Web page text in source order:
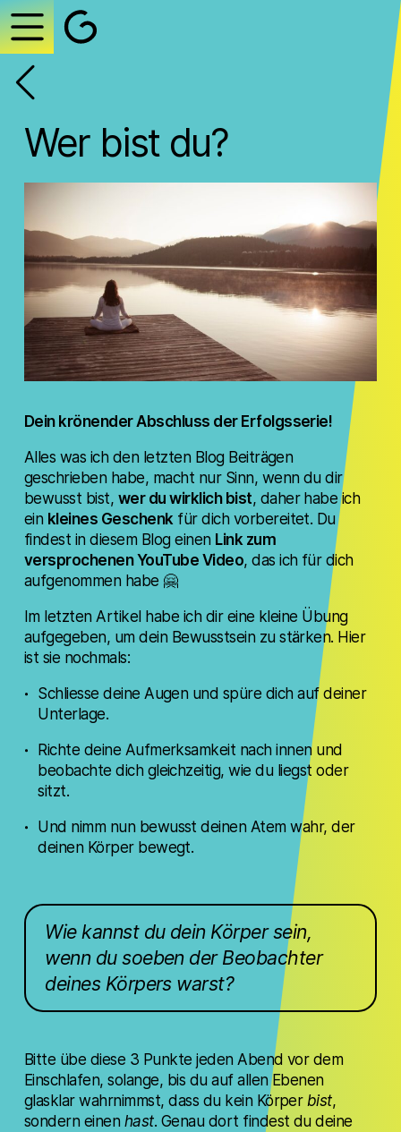
Wer bist du?
Dein krönender Abschluss der Erfolgsserie!
Alles was ich den letzten Blog Beiträgen
geschrieben habe, macht nur Sinn, wenn du dir
bewusst bist, wer du wirklich bist, daher habe ich
ein kleines Geschenkfür dich vorbereitet. Du
findest in diesem Blog einen Link zum
versprochenen YouTube Video, das ich für dich
aufgenommen habe 🤗
Im letzten Artikel habe ich dir eine kleine Übung
aufgegeben, um dein Bewusstsein zu stärken. Hier
ist sie nochmals:
Schliesse deine Augen und spüre dich auf deiner
Unterlage.
Richte deine Aufmerksamkeit nach innen und
beobachte dich gleichzeitig, wie du liegst oder
sitzt.
Und nimm nun bewusst deinen Atem wahr, der
deinen Körper bewegt.
Wie kannst du dein Körper sein,
wenn du soeben der Beobachter
deines Körpers warst?
Bitte übe diese 3 Punkte jeden Abend vor dem
Einschlafen, solange, bis du auf allen Ebenen
glasklar wahrnimmst, dass du kein Körper bist,
sondern einen hast. Genau dort findest du deine